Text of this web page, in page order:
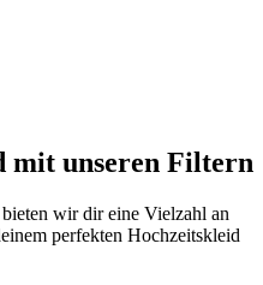
mit unseren Filtern
wir dir eine Vielzahl an
perfekten Hochzeitskleid